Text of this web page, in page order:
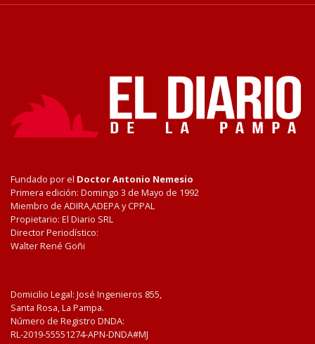
Fundado por el Doctor Antonio Nemesio
Primera edición: Domingo 3 de Mayo de 1992
Miembro de ADIRA,ADEPA y CPPAL
Propietario: El Diario SRL
Director Periodístico:
Walter René Goñi
Domicilio Legal: José Ingenieros 855,
Santa Rosa, La Pampa.
Número de Registro DNDA:
RL-2019-55551274-APN-DNDA#MJ